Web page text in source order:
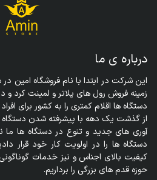
درباره ی ما
حوزه قدم های بزرگی را برداریم.